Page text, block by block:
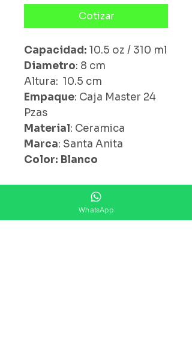
Cotizar
Capacidad: 10.5 oz / 310 ml
Diametro: 8 cm
Altura: 10.5 cm
Empaque: Caja Master 24
Pzas
Material: Ceramica
Marca: Santa Anita
Color: Blanco
¿ Ya Nos Sigues ?
WhatsApp